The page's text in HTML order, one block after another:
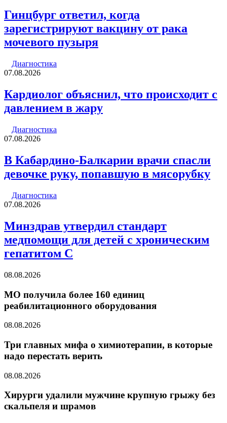
Гинцбург ответил, когда
зарегистрируют вакцину от рака
мочевого пузыря
Диагностика
07.08.2026
Кардиолог объяснил, что происходит с
давлением в жару
Диагностика
07.08.2026
В Кабардино-Балкарии врачи спасли
девочке руку, попавшую в мясорубку
Диагностика
07.08.2026
Минздрав утвердил стандарт
медпомощи для детей с хроническим
гепатитом С
08.08.2026
МО получила более 160 единиц
реабилитационного оборудования
08.08.2026
Три главных мифа о химиотерапии, в которые
надо перестать верить
08.08.2026
Хирурги удалили мужчине крупную грыжу без
скальпеля и шрамов